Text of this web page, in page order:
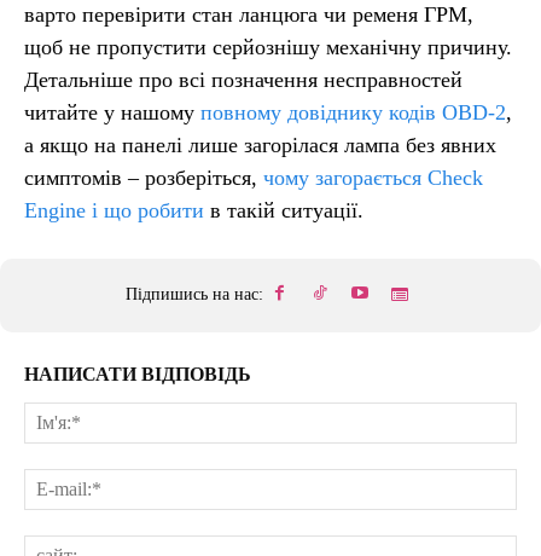
варто перевірити стан ланцюга чи ременя ГРМ,
щоб не пропустити серйознішу механічну причину.
Детальніше про всі позначення несправностей
читайте у нашому повному довіднику кодів OBD-2,
а якщо на панелі лише загорілася лампа без явних
симптомів – розберіться, чому загорається Check
Engine і що робити в такій ситуації.
Підпишись на нас:
НАПИСАТИ ВІДПОВІДЬ